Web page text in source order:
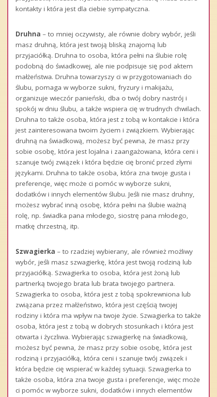
kontakty i która jest dla ciebie sympatyczna.
Druhna – to mniej oczywisty, ale równie dobry wybór, jeśli
masz druhną, która jest twoją bliską znajomą lub
przyjaciółką. Druhna to osoba, która pełni na ślubie rolę
podobną do świadkowej, ale nie podpisuje się pod aktem
małżeństwa. Druhna towarzyszy ci w przygotowaniach do
ślubu, pomaga w wyborze sukni, fryzury i makijażu,
organizuje wieczór panieński, dba o twój dobry nastrój i
spokój w dniu ślubu, a także wspiera cię w trudnych chwilach.
Druhna to także osoba, która jest z tobą w kontakcie i która
jest zainteresowana twoim życiem i związkiem. Wybierając
druhną na świadkową, możesz być pewna, że masz przy
sobie osobę, która jest lojalna i zaangażowana, która ceni i
szanuje twój związek i która będzie cię bronić przed złymi
językami. Druhna to także osoba, która zna twoje gusta i
preferencje, więc może ci pomóc w wyborze sukni,
dodatków i innych elementów ślubu. Jeśli nie masz druhny,
możesz wybrać inną osobę, która pełni na ślubie ważną
rolę, np. świadka pana młodego, siostrę pana młodego,
matkę chrzestną, itp.
Szwagierka – to rzadziej wybierany, ale również możliwy
wybór, jeśli masz szwagierkę, która jest twoją rodziną lub
przyjaciółką. Szwagierka to osoba, która jest żoną lub
partnerką twojego brata lub brata twojego partnera.
Szwagierka to osoba, która jest z tobą spokrewniona lub
związana przez małżeństwo, która jest częścią twojej
rodziny i która ma wpływ na twoje życie. Szwagierka to także
osoba, która jest z tobą w dobrych stosunkach i która jest
otwarta i życzliwa. Wybierając szwagierkę na świadkową,
możesz być pewna, że masz przy sobie osobę, która jest
rodziną i przyjaciółką, która ceni i szanuje twój związek i
która będzie cię wspierać w każdej sytuacji. Szwagierka to
także osoba, która zna twoje gusta i preferencje, więc może
ci pomóc w wyborze sukni, dodatków i innych elementów